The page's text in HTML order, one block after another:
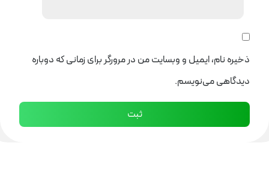
ذخیره نام، ایمیل و وبسایت من در مرورگر برای زمانی که دوباره
دیدگاهی می‌نویسم.